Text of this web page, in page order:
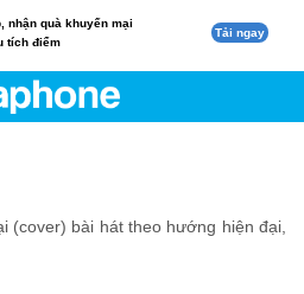
nhận quà khuyến mại
tích điểm
Tải ngay
(cover) bài hát theo hướng hiện đại,